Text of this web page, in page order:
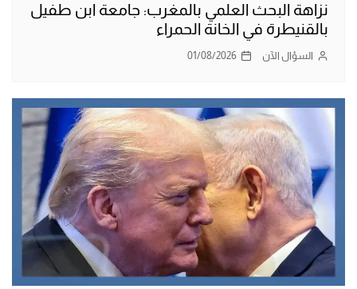
نزاهة البحث العلمي بالمغرب: جامعة ابن طفيل
بالقنيطرة في الخانة الحمراء
السؤال الآن 01/08/2026